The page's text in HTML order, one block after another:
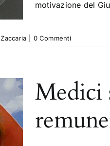
motivazione del
0 Commenti
Medici